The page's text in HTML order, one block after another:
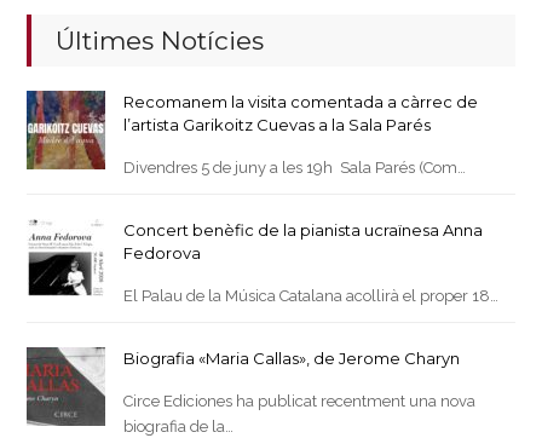
Últimes Notícies
Recomanem la visita comentada a càrrec de
l’artista Garikoitz Cuevas a la Sala Parés
Divendres 5 de juny a les 19h Sala Parés (Com…
Concert benèfic de la pianista ucraïnesa Anna
Fedorova
El Palau de la Música Catalana acollirà el proper 18…
Biografia «Maria Callas», de Jerome Charyn
Circe Ediciones ha publicat recentment una nova
biografia de la…